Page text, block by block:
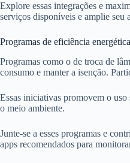
Explore essas integrações e
serviços disponíveis e amplie seu
Programas de eficiência energética
Programas como o de troca de
consumo e manter a isenção.
Essas iniciativas promovem o
o meio ambiente.
Junte-se a esses programas e
apps recomendados para